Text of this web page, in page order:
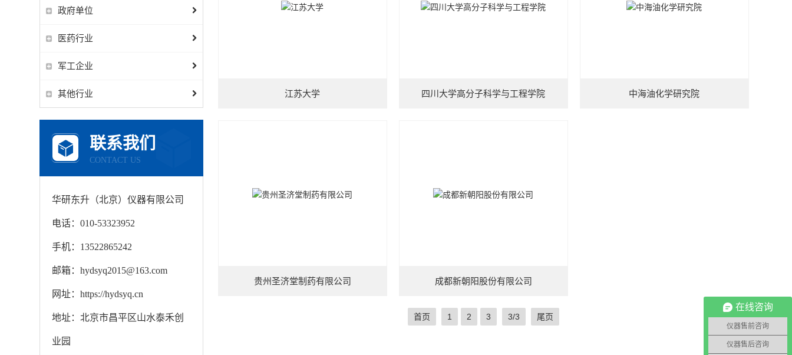
政府单位
医药行业
军工企业
其他行业
联系我们
CONTACT US
华研东升（北京）仪器有限公司
电话：010-53323952
手机：13522865242
邮箱：hydsyq2015@163.com
网址：https://hydsyq.cn
地址：北京市昌平区山水泰禾创
业园
江苏大学 四川大学高分子科学与工程学院 中海油化学研究院
贵州圣济堂制药有限公司 成都新朝阳股份有限公司
首页 1 2 3 3/3 尾页
在线咨询
仪器售前咨询
仪器售后咨询